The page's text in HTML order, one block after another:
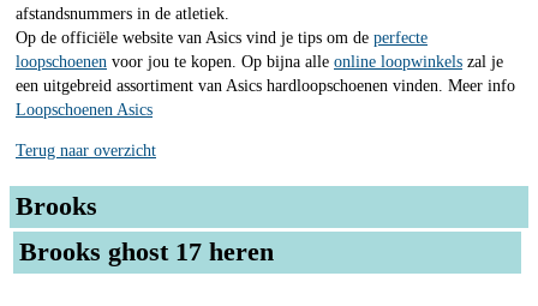
afstandsnummers in de atletiek.
Op de officiële website van Asics vind je tips om de perfecte
loopschoenen voor jou te kopen. Op bijna alle online loopwinkels zal je
een uitgebreid assortiment van Asics hardloopschoenen vinden. Meer info
Loopschoenen Asics
Terug naar overzicht
Brooks
Brooks ghost 17 heren